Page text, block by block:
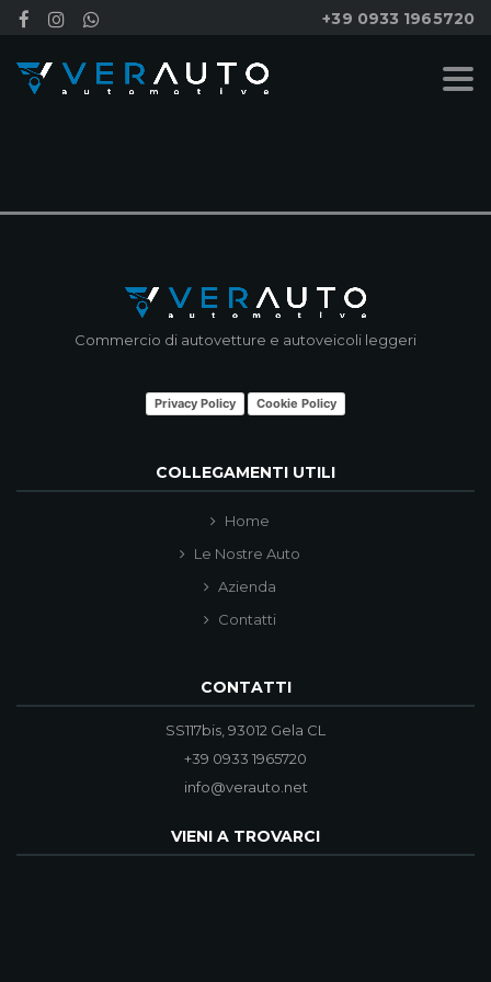
+39 0933 1965720
Commercio di autovetture e autoveicoli leggeri
Privacy Policy Cookie Policy
COLLEGAMENTI UTILI
Home
Le Nostre Auto
Azienda
Contatti
CONTATTI
SS117bis, 93012 Gela CL
+39 0933 1965720
info@verauto.net
VIENI A TROVARCI